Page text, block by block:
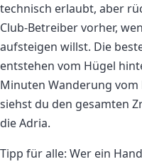
technisch erlaubt, aber
Club-Betreiber vorher,
aufsteigen willst. Die
entstehen vom Hügel
Minuten Wanderung
siehst du den gesamten
die Adria.
Tipp für alle: Wer ein